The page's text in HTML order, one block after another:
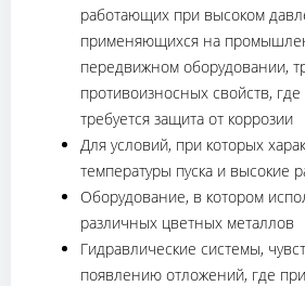
работающих при высоком
применяющихся на
передвижном оборудовании,
противоизносных свойств, где
требуется защита от коррозии
Для условий, при которых
температуры пуска и высокие
Оборудование, в котором
различных цветных металлов
Гидравлические системы,
появлению отложений, где